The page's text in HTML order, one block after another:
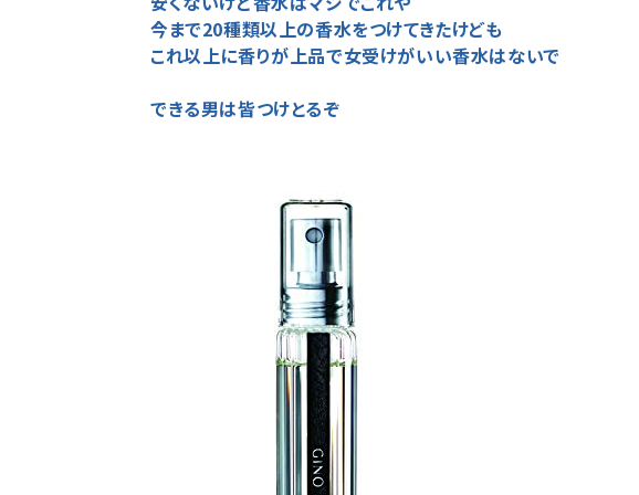
今まで20種類以上の香水をつけてきたけども
これ以上に香りが上品で女受けがいい香水はないで
できる男は皆つけとるぞ